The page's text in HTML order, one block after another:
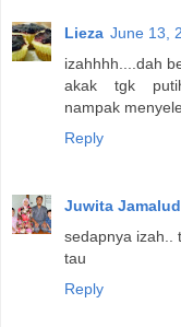
Lieza June 13,
izahhhh....dah
akak tgk putih
nampak
Reply
Juwita
sedapnya izah..
tau
Reply